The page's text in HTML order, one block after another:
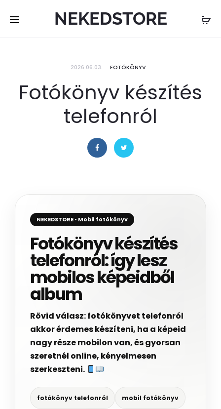
NEKEDSTORE
2026.06.03. FOTÓKÖNYV
Fotókönyv készítés
telefonról
NEKEDSTORE • Mobil fotókönyv
Fotókönyv készítés
telefonról: így lesz
mobilos képeidből
album
Rövid válasz: fotókönyvet telefonról
akkor érdemes készíteni, ha a képeid
nagy része mobilon van, és gyorsan
szeretnél online, kényelmesen
szerkeszteni.
fotókönyv telefonról mobil fotókönyv